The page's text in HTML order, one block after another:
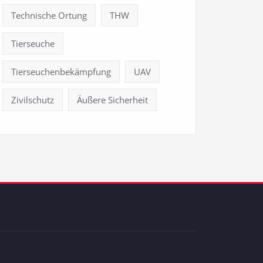
Technische Ortung THW
Tierseuche
Tierseuchenbekämpfung UAV
Zivilschutz Äußere Sicherheit